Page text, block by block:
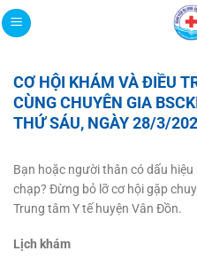
Bỏ
qua
dung
CƠ HỘI KHÁM VÀ ĐIỀU
CÙNG CHUYÊN GIA
THỨ SÁU, NGÀY 28/3/
Bạn hoặc người thân có dấu
chạp? Đừng bỏ lỡ cơ hội gặp
Trung tâm Y tế huyện Vân Đồn.
Lịch khám